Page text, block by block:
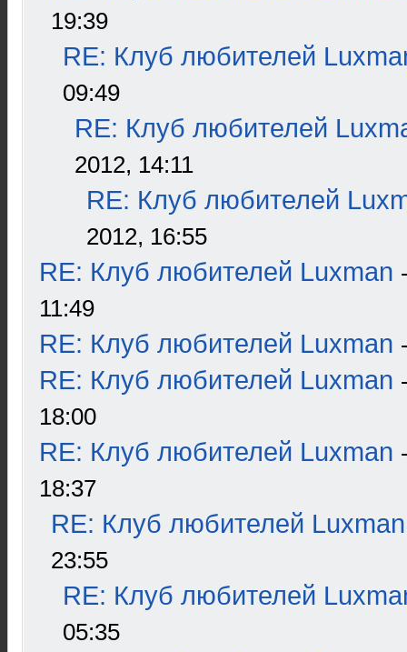
19:39
RE: Клуб любителей
09:49
RE: Клуб любителей
2012, 14:11
RE: Клуб любителей
2012, 16:55
RE: Клуб любителей Luxman
11:49
RE: Клуб любителей Luxman
RE: Клуб любителей Luxman
18:00
RE: Клуб любителей Luxman
18:37
RE: Клуб любителей Luxman
23:55
RE: Клуб любителей
05:35